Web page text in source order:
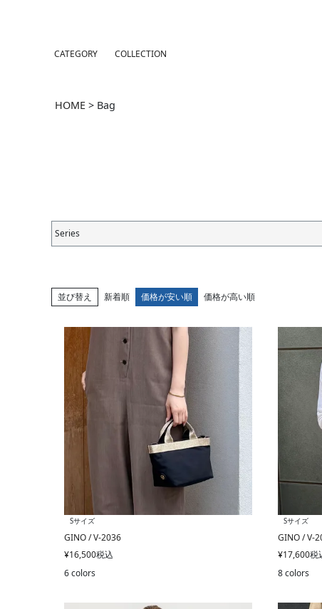
CATEGORY COLLECTION
HOME Bag
Series
並び替え 新着順 価格が安い順 価格が高い順
Sサイズ
GINO / V-2036
¥16,500税込
6 colors
Sサイズ
GINO / V-
¥17,600税
8 colors